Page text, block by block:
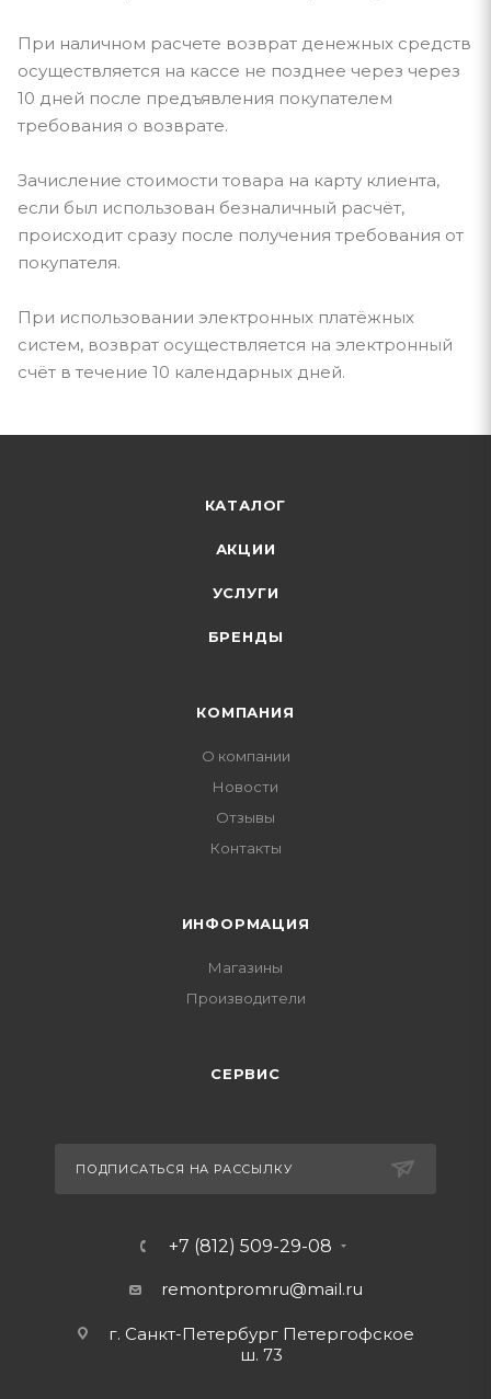
При наличном расчете возврат денежных средств
осуществляется на кассе не позднее через через
10 дней после предъявления покупателем
требования о возврате.
Зачисление стоимости товара на карту клиента,
если был использован безналичный расчёт,
происходит сразу после получения требования от
покупателя.
При использовании электронных платёжных
систем, возврат осуществляется на электронный
счёт в течение 10 календарных дней.
КАТАЛОГ
АКЦИИ
УСЛУГИ
БРЕНДЫ
КОМПАНИЯ
О компании
Новости
Отзывы
Контакты
ИНФОРМАЦИЯ
Магазины
Производители
СЕРВИС
ПОДПИСАТЬСЯ НА РАССЫЛКУ
+7 (812) 509-29-08
remontpromru@mail.ru
г. Санкт-Петербург Петергофское
ш. 73